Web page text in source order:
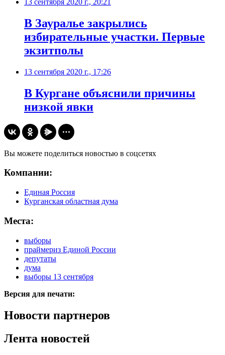
13 сентября 2020 г., 20:21
​В Зауралье закрылись
избирательные участки. Первые
экзитполы
13 сентября 2020 г., 17:26
​В Кургане объяснили причины
низкой явки
Вы можете поделиться новостью в соцсетях
Компании:
Единая Россия
Курганская областная дума
Места:
выборы
праймериз Единой России
депутаты
дума
выборы 13 сентября
Версия для печати:
Новости партнеров
Лента новостей